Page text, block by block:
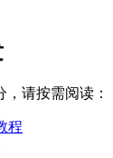
请按需阅读：
程